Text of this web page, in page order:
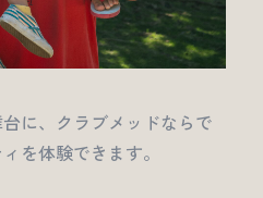
に、クラブメッドならで
を体験できます。